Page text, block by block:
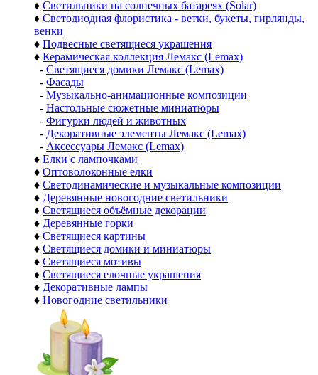
♦ Светильники на солнечных батареях (Solar)
♦ Светодиодная флористика - ветки, букеты, гирлянды,
венки
♦ Подвесные светящиеся украшения
♦ Керамическая коллекция Лемакс (Lemax)
- Светящиеся домики Лемакс (Lemax)
- Фасады
- Музыкально-анимационные композиции
- Настольные сюжетные миниатюры
- Фигурки людей и животных
- Декоративные элементы Лемакс (Lemax)
- Аксессуары Лемакс (Lemax)
♦ Елки с лампочками
♦ Оптоволоконные елки
♦ Светодинамические и музыкальные композиции
♦ Деревянные новогодние светильники
♦ Светящиеся объёмные декорации
♦ Деревянные горки
♦ Светящиеся картины
♦ Светящиеся домики и миниатюры
♦ Светящиеся мотивы
♦ Светящиеся елочные украшения
♦ Декоративные лампы
♦ Новогодние светильники